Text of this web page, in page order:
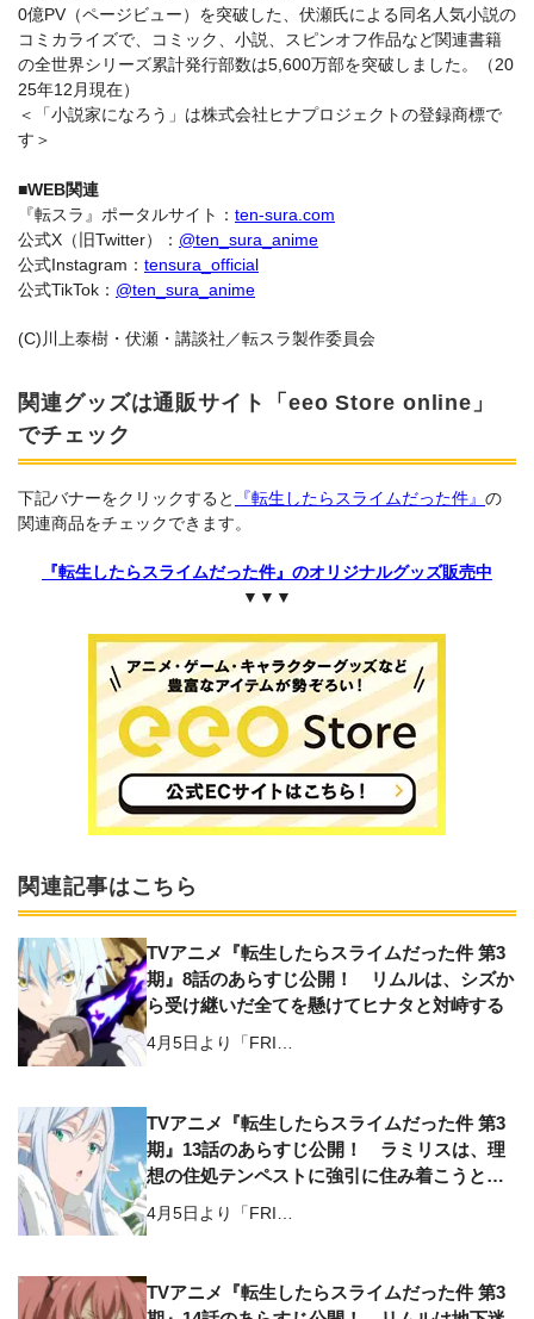
0億PV（ページビュー）を突破した、伏瀬氏による同名人気小説の
コミカライズで、コミック、小説、スピンオフ作品など関連書籍
の全世界シリーズ累計発行部数は5,600万部を突破しました。（20
25年12月現在）
＜「小説家になろう」は株式会社ヒナプロジェクトの登録商標で
す＞
■WEB関連
『転スラ』ポータルサイト： ten-sura.com
公式X（旧Twitter）： @ten_sura_anime
公式Instagram： tensura_official
公式TikTok： @ten_sura_anime
(C)川上泰樹・伏瀬・講談社／転スラ製作委員会
関連グッズは通販サイト「eeo Store online」
でチェック
下記バナーをクリックすると 『転生したらスライムだった件』 の
関連商品をチェックできます。
『転生したらスライムだった件』のオリジナルグッズ販売中
▼▼▼
関連記事はこちら
TVアニメ『転生したらスライムだった件 第3
期』8話のあらすじ公開！ リムルは、シズか
ら受け継いだ全てを懸けてヒナタと対峙する
4月5日より「FRI…
TVアニメ『転生したらスライムだった件 第3
期』13話のあらすじ公開！ ラミリスは、理
想の住処テンペストに強引に住み着こうとし
て…
4月5日より「FRI…
TVアニメ『転生したらスライムだった件 第3